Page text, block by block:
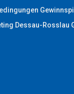
window
Dessau-Rosslau